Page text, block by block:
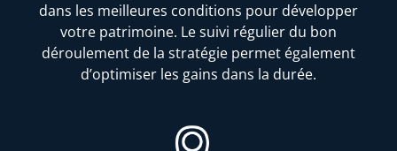
dans les meilleures conditions pour développer
votre patrimoine. Le suivi régulier du bon
déroulement de la stratégie permet également
d’optimiser les gains dans la durée.